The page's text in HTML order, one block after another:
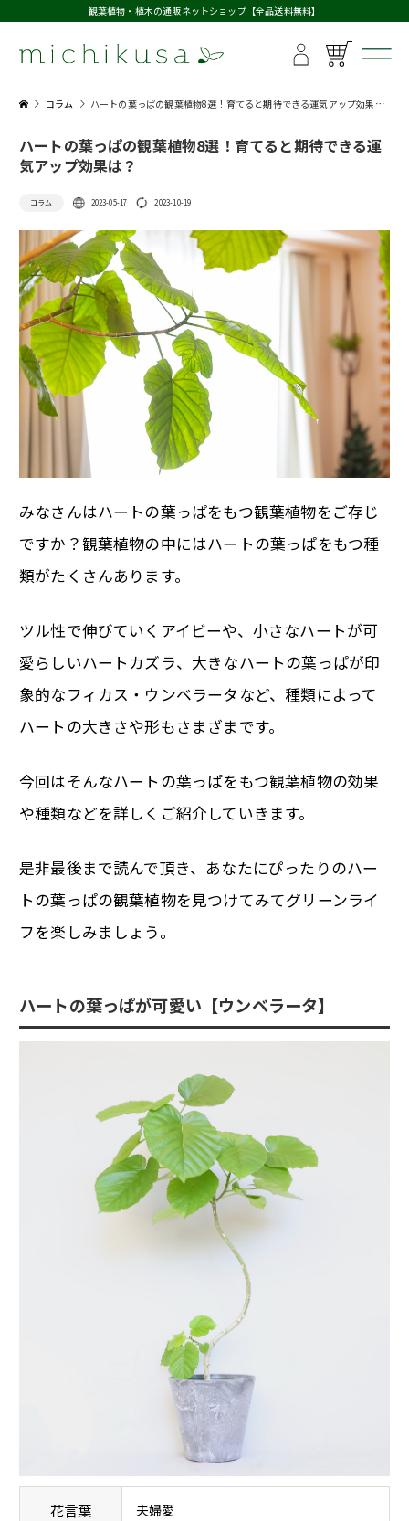
観葉植物・植木の通販ネットショップ【全品送料無料】
コラム ハートの葉っぱの観葉植物8選！育てると期待できる運気アップ効果は？
ハートの葉っぱの観葉植物8選！育てると期待できる運
気アップ効果は？
コラム 2023-05-17 2023-10-19
みなさんはハートの葉っぱをもつ観葉植物をご存じ
ですか？観葉植物の中にはハートの葉っぱをもつ種
類がたくさんあります。
ツル性で伸びていくアイビーや、小さなハートが可
愛らしいハートカズラ、大きなハートの葉っぱが印
象的なフィカス・ウンベラータなど、種類によって
ハートの大きさや形もさまざまです。
今回はそんなハートの葉っぱをもつ観葉植物の効果
や種類などを詳しくご紹介していきます。
是非最後まで読んで頂き、あなたにぴったりのハー
トの葉っぱの観葉植物を見つけてみてグリーンライ
フを楽しみましょう。
ハートの葉っぱが可愛い【ウンベラータ】
花言葉 夫婦愛